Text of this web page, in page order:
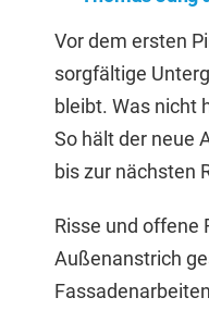
Vor dem ersten
sorgfältige
bleibt. Was nicht
So hält der neue
bis zur nächsten
Risse und offene
Außenanstrich